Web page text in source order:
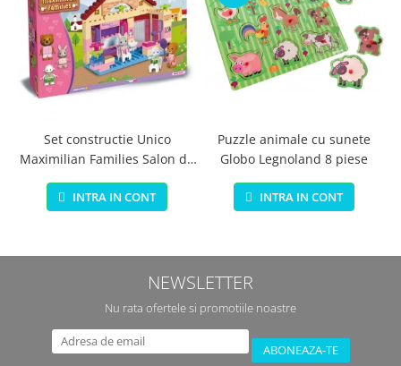
Set constructie Unico
Maximilian Families Salon de
infrumusetare 80 piese
INTRA IN CONT
Puzzle animale cu sunete
Globo Legnoland 8 piese
INTRA IN CONT
NEWSLETTER
Nu rata ofertele si promotiile noastre